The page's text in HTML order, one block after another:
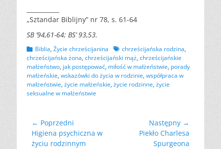
„Sztandar Biblijny” nr 78, s. 61-64
SB ’94,61-64; BS’ 93,53.
Kategorii
Biblia, Życie chrześcijanina Tagówchrześcijańska rodzina,
chrześcijańska żona, chrześcijański mąż, chrześcijańskie
małżeństwo, jak postępować, miłość w małżeństwie, porady
małżeńskie, wskazówki do życia w rodzinie, współpraca w
małżeństwie, życie małżeńskie, życie rodzinne, życie
seksualne w małżeństwie
Nawigacja
wpisu
← Poprzedni
Poprzedni
wpis:
Higiena psychiczna w
życiu rodzinnym
Następny →
NastępnyPiekło Charlesa
Spurgeona